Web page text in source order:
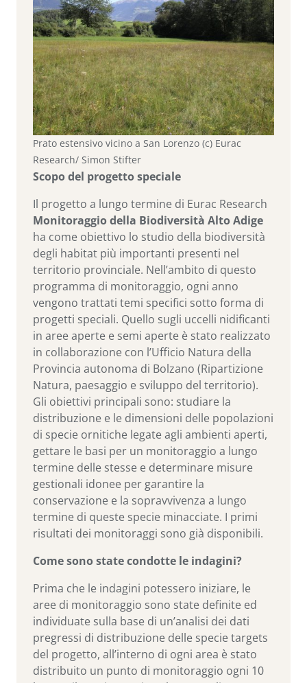
Prato estensivo vicino a San Lorenzo (c) Eurac
Research/ Simon Stifter
Scopo del progetto speciale
Il progetto a lungo termine di Eurac Research
Monitoraggio della Biodiversità Alto Adige
ha come obiettivo lo studio della biodiversità
degli habitat più importanti presenti nel
territorio provinciale. Nell’ambito di questo
programma di monitoraggio, ogni anno
vengono trattati temi specifici sotto forma di
progetti speciali. Quello sugli uccelli nidificanti
in aree aperte e semi aperte è stato realizzato
in collaborazione con l’Ufficio Natura della
Provincia autonoma di Bolzano (Ripartizione
Natura, paesaggio e sviluppo del territorio).
Gli obiettivi principali sono: studiare la
distribuzione e le dimensioni delle popolazioni
di specie ornitiche legate agli ambienti aperti,
gettare le basi per un monitoraggio a lungo
termine delle stesse e determinare misure
gestionali idonee per garantire la
conservazione e la sopravvivenza a lungo
termine di queste specie minacciate. I primi
risultati dei monitoraggi sono già disponibili.
Come sono state condotte le indagini?
Prima che le indagini potessero iniziare, le
aree di monitoraggio sono state definite ed
individuate sulla base di un’analisi dei dati
pregressi di distribuzione delle specie targets
del progetto, all’interno di ogni area è stato
distribuito un punto di monitoraggio ogni 10